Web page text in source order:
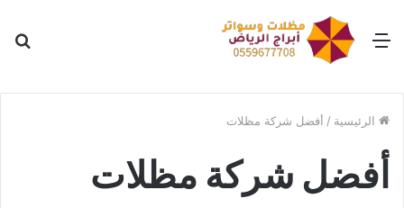
القائمة
الرئيسية / أفضل شركة مظلات
أفضل شركة مظلات